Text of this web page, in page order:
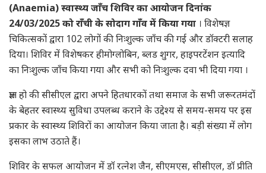
(Anaemia) स्वास्थ्य जाँच शिविर का आयोजन दिनांक
24/03/2025 को राँची के सोदाग गाँव में किया गया । विशेषज्ञ
चिकित्सकों द्वारा 102 लोगों की निःशुल्क जाँच की गई और डॉक्टरी सलाह
दिया। शिविर में विशेषकर हीमोग्लोबिन, ब्लड शुगर, हाइपरटेंशन इत्यादि
का निःशुल्क जाँच किया गया और सभी को निःशुल्क दवा भी दिया गया ।
ज्ञात हो की सीसीएल द्वारा अपने हितधारकों तथा समाज के सभी जरूरतमंदों
के बेहतर स्वास्थ्य सुविधा उपलब्ध कराने के उद्देश्य से समय-समय पर इस
प्रकार के स्वास्थ्य शिविरों का आयोजन किया जाता है। बड़ी संख्या में लोग
इसका लाभ उठाते हैं।
शिविर के सफल आयोजन में डॉ रत्नेश जैन, सीएमएस, सीसीएल, डॉ प्रीति